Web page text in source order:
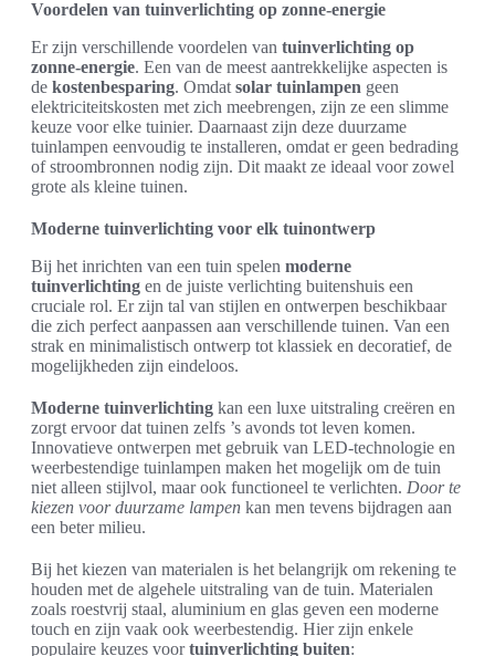
Voordelen van tuinverlichting op zonne-energie
Er zijn verschillende voordelen van tuinverlichting op
zonne-energie. Een van de meest aantrekkelijke aspecten is
de kostenbesparing. Omdat solar tuinlampen geen
elektriciteitskosten met zich meebrengen, zijn ze een slimme
keuze voor elke tuinier. Daarnaast zijn deze duurzame
tuinlampen eenvoudig te installeren, omdat er geen bedrading
of stroombronnen nodig zijn. Dit maakt ze ideaal voor zowel
grote als kleine tuinen.
Moderne tuinverlichting voor elk tuinontwerp
Bij het inrichten van een tuin spelen moderne
tuinverlichting en de juiste verlichting buitenshuis een
cruciale rol. Er zijn tal van stijlen en ontwerpen beschikbaar
die zich perfect aanpassen aan verschillende tuinen. Van een
strak en minimalistisch ontwerp tot klassiek en decoratief, de
mogelijkheden zijn eindeloos.
Moderne tuinverlichting kan een luxe uitstraling creëren en
zorgt ervoor dat tuinen zelfs ’s avonds tot leven komen.
Innovatieve ontwerpen met gebruik van LED-technologie en
weerbestendige tuinlampen maken het mogelijk om de tuin
niet alleen stijlvol, maar ook functioneel te verlichten. Door te
kiezen voor duurzame lampen kan men tevens bijdragen aan
een beter milieu.
Bij het kiezen van materialen is het belangrijk om rekening te
houden met de algehele uitstraling van de tuin. Materialen
zoals roestvrij staal, aluminium en glas geven een moderne
touch en zijn vaak ook weerbestendig. Hier zijn enkele
populaire keuzes voortuinverlichting buiten: